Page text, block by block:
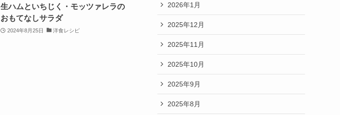
生ハムといちじく・モッツァレラの
おもてなしサラダ
2024年8月25日 洋食レシピ
2026年1月
2025年12月
2025年11月
2025年10月
2025年9月
2025年8月